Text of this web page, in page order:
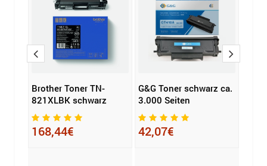
Brother Toner TN-
821XLBK schwarz
168,44€
G&G Toner schwarz ca.
3.000 Seiten
42,07€